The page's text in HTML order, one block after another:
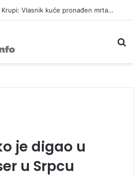
Ubistvo u Bosanskoj Krupi: Vlasnik kuće pronađen mrtav, uhapšen osumnjičeni
je digao u
u Srpcu